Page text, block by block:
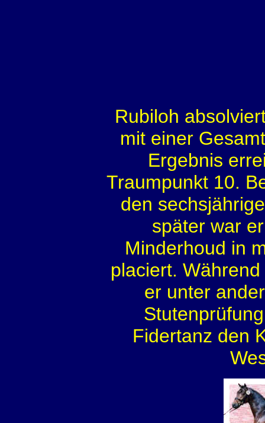
Rubiloh
mit einer
Ergebnis
Traumpunkt 10.
den
später war
Minderhoud in
placiert.
er unter
Fidertanz den